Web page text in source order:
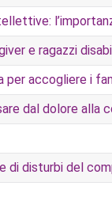
e ragazzi
per accogliere i
dal dolore alla
di disturbi del